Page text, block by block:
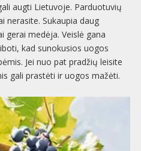
augti Lietuvoje. Parduotuvių
nerasite. Sukaupia daug
gerai medėja. Veislė gana
kad sunokusios uogos
Jei nuo pat pradžių leisite
gali prastėti ir uogos mažėti.